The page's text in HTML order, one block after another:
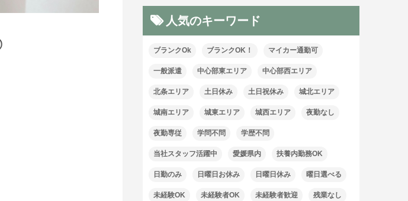
人気のキーワード
ブランクOk ブランクOK！ マイカー通勤可
一般派遣 中心部東エリア 中心部西エリア
北条エリア 土日休み 土日祝休み 城北エリア
城南エリア 城東エリア 城西エリア 夜勤なし
夜勤専従 学問不問 学歴不問
当社スタッフ活躍中 愛媛県内 扶養内勤務OK
日勤のみ 日曜日お休み 日曜日休み 曜日選べる
未経験OK 未経験者OK 未経験者歓迎 残業なし